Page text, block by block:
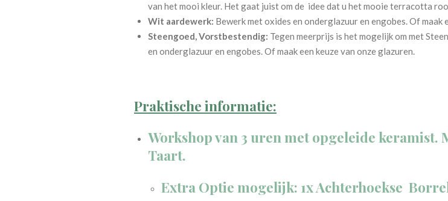
van het mooi kleur. Het gaat juist om de idee dat u het mooie terracotta
Wit aardewerk: Bewerk met oxides en onderglazuur en engobes. Of maak
Steengoed, Vorstbestendig: Tegen meerprijs is het mogelijk om met
en onderglazuur en engobes. Of maak een keuze van onze glazuren.
Praktische informatie:
Workshop van 3 uren met opgeleide
Taart.
Extra Optie mogelijk: 1x Achterhoekse